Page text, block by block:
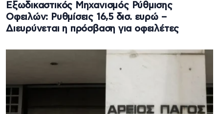
Εξωδικαστικός Μηχανισμός Ρύθμισης
Οφειλών: Ρυθμίσεις 16,5 δισ. ευρώ –
Διευρύνεται η πρόσβαση για οφειλέτες